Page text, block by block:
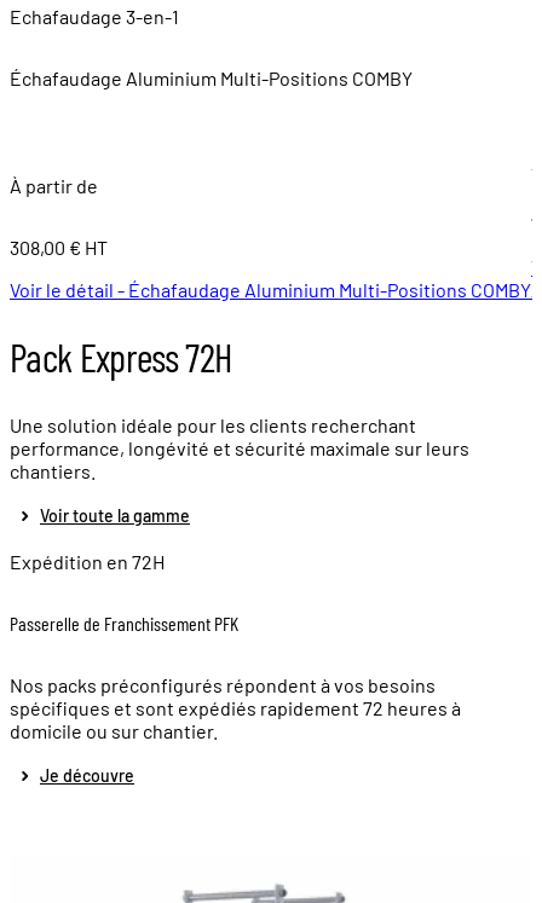
Echafaudage 3-en-1
Échafaudage Aluminium Multi-Positions COMBY
À partir de
308,00 € HT
Voir le détail - Échafaudage Aluminium Multi-Positions COMBY
Pack Express 72H
Une solution idéale pour les clients recherchant
performance, longévité et sécurité maximale sur leurs
chantiers.
Voir toute la gamme
Expédition en 72H
Passerelle de Franchissement PFK
Nos packs préconfigurés répondent à vos besoins
spécifiques et sont expédiés rapidement 72 heures à
domicile ou sur chantier.
Je découvre